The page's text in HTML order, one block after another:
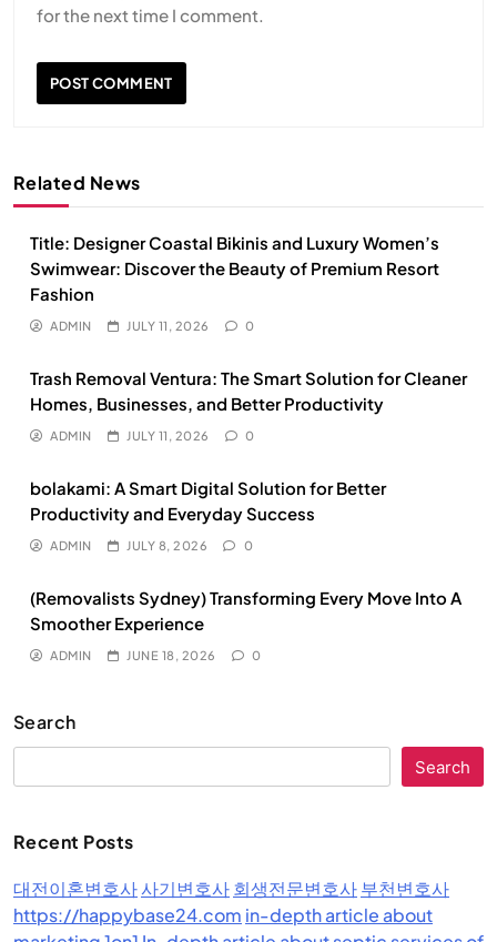
for the next time I comment.
Related News
Title: Designer Coastal Bikinis and Luxury Women’s
Swimwear: Discover the Beauty of Premium Resort
Fashion
ADMIN JULY 11, 2026 0
Trash Removal Ventura: The Smart Solution for Cleaner
Homes, Businesses, and Better Productivity
ADMIN JULY 11, 2026 0
bolakami: A Smart Digital Solution for Better
Productivity and Everyday Success
ADMIN JULY 8, 2026 0
(Removalists Sydney) Transforming Every Move Into A
Smoother Experience
ADMIN JUNE 18, 2026 0
Search
Search
Recent Posts
대전이혼변호사사기변호사회생전문변호사부천변호사
https://happybase24.com in-depth article about